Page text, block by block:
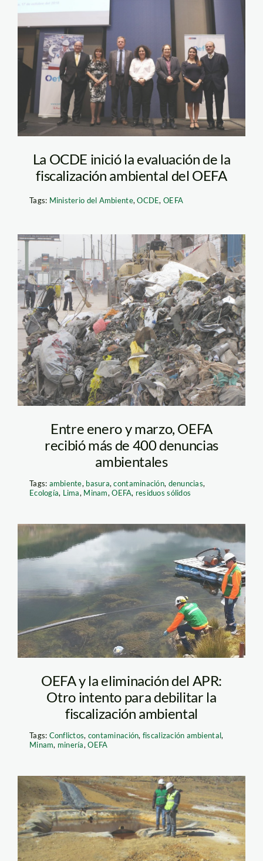
Estudio OECD-
EVENTO 1
La OCDE inició la evaluación de la
fiscalización ambiental del OEFA
Tags: Ministerio del Ambiente,OCDE, OEFA
basura_rimac_spda1
Entre enero y marzo, OEFA
recibió más de 400 denuncias
ambientales
Tags: ambiente, basura,contaminación, denuncias,
Ecología, Lima, Minam,OEFA, residuos sólidos
Foto OEFA (1)
OEFA y la eliminación del APR:
Otro intento para debilitar la
fiscalización ambiental
Tags: Conflictos, contaminación, fiscalización ambiental,
Minam, minería,OEFA
aruntani – minera –
oefa